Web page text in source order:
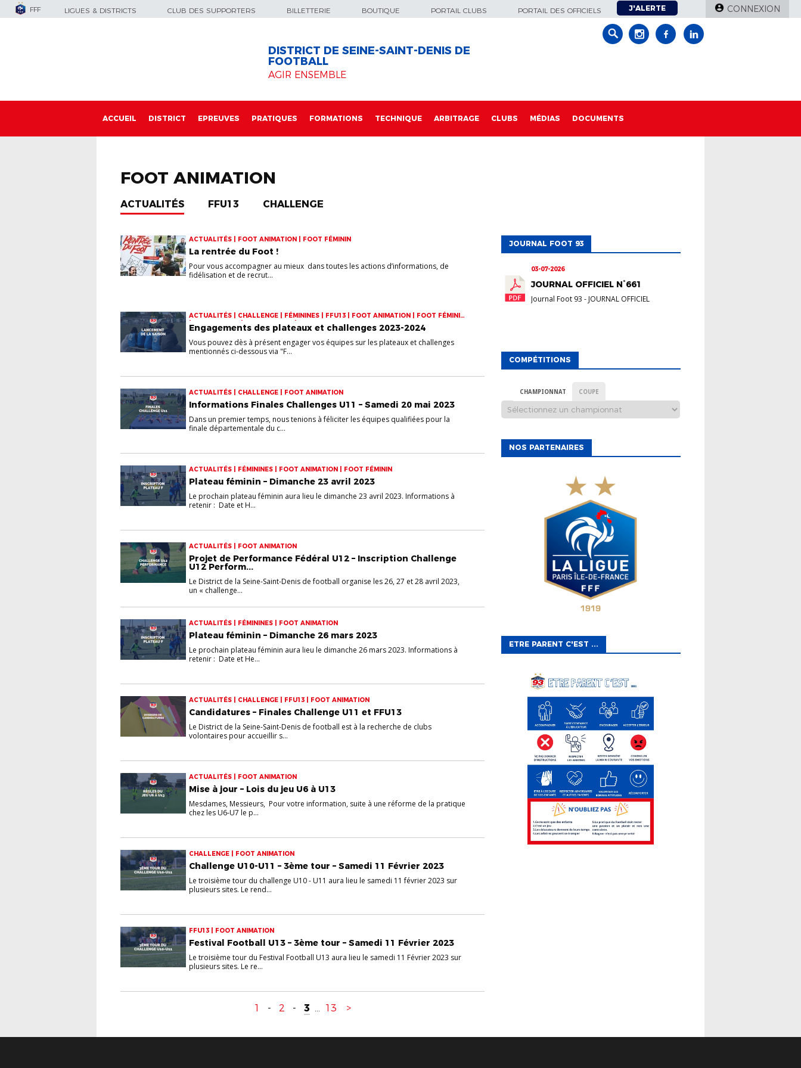
FFF LIGUES & DISTRICTS CLUB DES SUPPORTERS BILLETTERIE BOUTIQUE PORTAIL CLUBS PORTAIL DES OFFICIELS J'ALERTE CONNEXION
DISTRICT DE SEINE-SAINT-DENIS DE
FOOTBALL
AGIR ENSEMBLE
ACCUEIL DISTRICT EPREUVES PRATIQUES FORMATIONS TECHNIQUE ARBITRAGE CLUBS MÉDIAS DOCUMENTS
FOOT ANIMATION
ACTUALITÉS FFU13 CHALLENGE
ACTUALITÉS | FOOT ANIMATION | FOOT FÉMININ
La rentrée du Foot !
Pour vous accompagner au mieux dans toutes les actions d’informations, de
fidélisation et de recrut...
ACTUALITÉS | CHALLENGE | FÉMININES | FFU13 | FOOT ANIMATION | FOOT FÉMININ
| INFOS UTILES | OPEN FUTSAL | PLATEAUX FUTSAL
Engagements des plateaux et challenges 2023-2024
Vous pouvez dès à présent engager vos équipes sur les plateaux et challenges
mentionnés ci-dessous via "F...
ACTUALITÉS | CHALLENGE | FOOT ANIMATION
Informations Finales Challenges U11 – Samedi 20 mai 2023
Dans un premier temps, nous tenions à féliciter les équipes qualifiées pour la
finale départementale du c...
ACTUALITÉS | FÉMININES | FOOT ANIMATION | FOOT FÉMININ
Plateau féminin – Dimanche 23 avril 2023
Le prochain plateau féminin aura lieu le dimanche 23 avril 2023. Informations à
retenir : Date et H...
ACTUALITÉS | FOOT ANIMATION
Projet de Performance Fédéral U12 – Inscription Challenge
U12 Perform...
Le District de la Seine-Saint-Denis de football organise les 26, 27 et 28 avril 2023,
un « challenge...
ACTUALITÉS | FÉMININES | FOOT ANIMATION
Plateau féminin – Dimanche 26 mars 2023
Le prochain plateau féminin aura lieu le dimanche 26 mars 2023. Informations à
retenir : Date et He...
ACTUALITÉS | CHALLENGE | FFU13 | FOOT ANIMATION
Candidatures – Finales Challenge U11 et FFU13
Le District de la Seine-Saint-Denis de football est à la recherche de clubs
volontaires pour accueillir s...
ACTUALITÉS | FOOT ANIMATION
Mise à jour – Lois du jeu U6 à U13
Mesdames, Messieurs, Pour votre information, suite à une réforme de la pratique
chez les U6-U7 le p...
CHALLENGE | FOOT ANIMATION
Challenge U10-U11 – 3ème tour – Samedi 11 Février 2023
Le troisième tour du challenge U10 - U11 aura lieu le samedi 11 février 2023 sur
plusieurs sites. Le rend...
FFU13 | FOOT ANIMATION
Festival Football U13 – 3ème tour – Samedi 11 Février 2023
Le troisième tour du Festival Football U13 aura lieu le samedi 11 Février 2023 sur
plusieurs sites. Le re...
1 - 2 - 3 ... 13 >
JOURNAL FOOT 93
03-07-2026
JOURNAL OFFICIEL N°661
Journal Foot 93 - JOURNAL OFFICIEL
COMPÉTITIONS
CHAMPIONNAT COUPE
NOS PARTENAIRES
ETRE PARENT C'EST ...